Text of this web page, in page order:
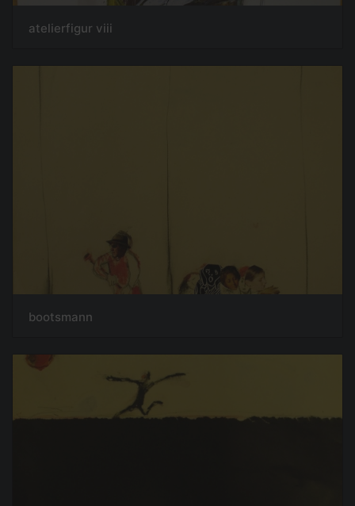
atelierfigur viii
bootsmann